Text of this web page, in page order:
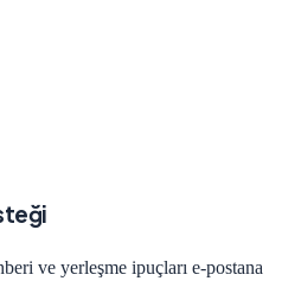
ve yerleşme ipuçları e-postana